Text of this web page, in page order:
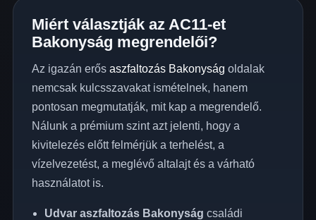
Miért választják az AC11-et
Bakonyság megrendelői?
Az igazán erős aszfaltozás Bakonyság oldalak
nemcsak kulcsszavakat ismételnek, hanem
pontosan megmutatják, mit kap a megrendelő.
Nálunk a prémium szint azt jelenti, hogy a
kivitelezés előtt felmérjük a terhelést, a
vízelvezetést, a meglévő altalajt és a várható
használatot is.
Udvar aszfaltozás Bakonyság családi